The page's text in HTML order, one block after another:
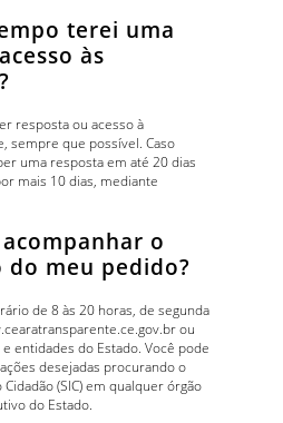
terei uma
às
resposta ou acesso à
sempre que possível. Caso
uma resposta em até 20 dias
mais 10 dias, mediante
o
meu pedido?
de 8 às 20 horas, de segunda
ou
entidades do Estado. Você pode
desejadas procurando o
(SIC) em qualquer órgão
do Estado.